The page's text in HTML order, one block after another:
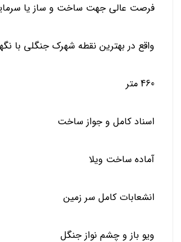
فرصت عالی جهت ساخت و ساز یا
واقع در بهترین نقطه شهرک جنگلی با
460 متر
اسناد کامل و جواز ساخت
آماده ساخت ویلا
انشعابات کامل سر زمین
ویو باز و چشم نواز جنگل